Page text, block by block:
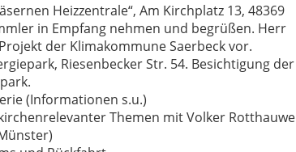
Heizzentrale“, Am Kirchplatz 13, 48369
in Empfang nehmen und begrüßen. Herr
der Klimakommune Saerbeck vor.
Riesenbecker Str. 54. Besichtigung der
(Informationen s.u.)
Themen mit Volker Rotthauwe